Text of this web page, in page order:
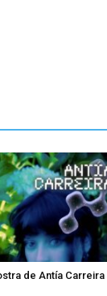
de Antía Carreira